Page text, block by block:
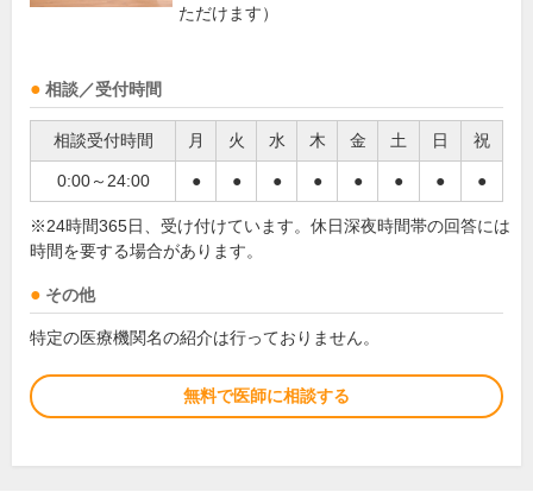
ただけます）
相談／受付時間
相談受付時間 月 火 水 木 金 土 日 祝
0:00～24:00 ● ● ● ● ● ● ● ●
※24時間365日、受け付けています。休日深夜時間帯の回答には
時間を要する場合があります。
その他
特定の医療機関名の紹介は行っておりません。
無料で医師に相談する